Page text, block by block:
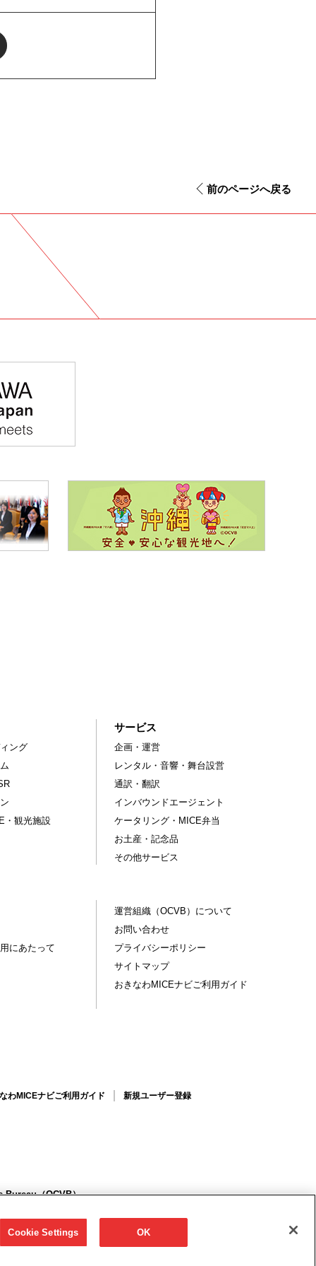
前のページへ戻る
ング
・観光施設
サービス
企画・運営
レンタル・音響・舞台設営
通訳・翻訳
インバウンドエージェント
ケータリング・MICE弁当
お土産・記念品
その他サービス
にあたって
運営組織（OCVB）について
お問い合わせ
プライバシーポリシー
サイトマップ
おきなわMICEナビご利用ガイド
わMICEナビご利用ガイド 新規ユーザー登録
（OCVB）
Cookie Settings OK